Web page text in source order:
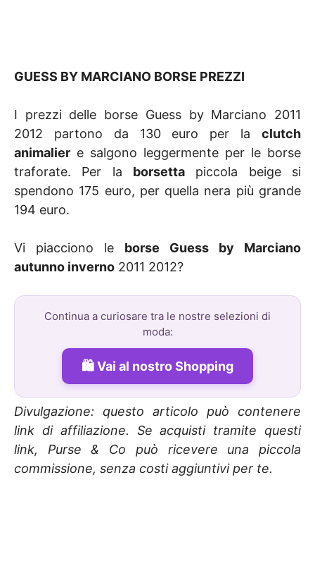
GUESS BY MARCIANO BORSE PREZZI
I prezzi delle borse Guess by Marciano 2011
2012 partono da 130 euro per la clutch
animalier e salgono leggermente per le borse
traforate. Per la borsetta piccola beige si
spendono 175 euro, per quella nera più grande
194 euro.
Vi piacciono le borse Guess by Marciano
autunno inverno 2011 2012?
Continua a curiosare tra le nostre selezioni di
moda:
Vai al nostro Shopping
Divulgazione: questo articolo può contenere
link di affiliazione. Se acquisti tramite questi
link, Purse & Co può ricevere una piccola
commissione, senza costi aggiuntivi per te.